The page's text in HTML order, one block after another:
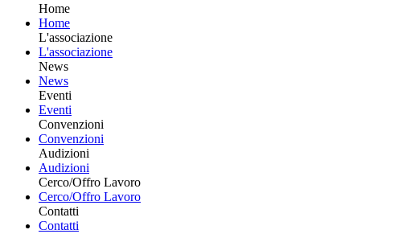
Home
Home
L'associazione
L'associazione
News
News
Eventi
Eventi
Convenzioni
Convenzioni
Audizioni
Audizioni
Cerco/Offro Lavoro
Cerco/Offro Lavoro
Contatti
Contatti